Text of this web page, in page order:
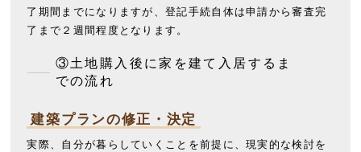
了期間までになりますが、登記手続自体は申請から審査完
了まで２週間程度となります。
③土地購入後に家を建て入居するま
での流れ
建築プランの修正・決定
実際、自分が暮らしていくことを前提に、現実的な検討を